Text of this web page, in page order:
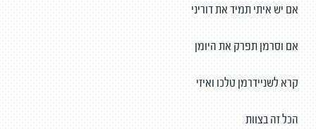
אם יש איתי תמיד את דוריני
אם וסרמן תפרק את היומן
קרא לשניידרמן טלכו ואיזי
הכל זה בצוות